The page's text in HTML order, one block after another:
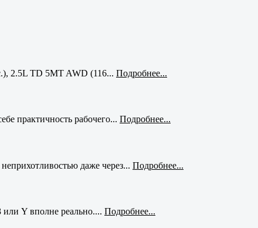
2.5L TD 5MT AWD (116... Подробнее...
практичность рабочего... Подробнее...
даже через... Подробнее...
Y вполне реально.... Подробнее...